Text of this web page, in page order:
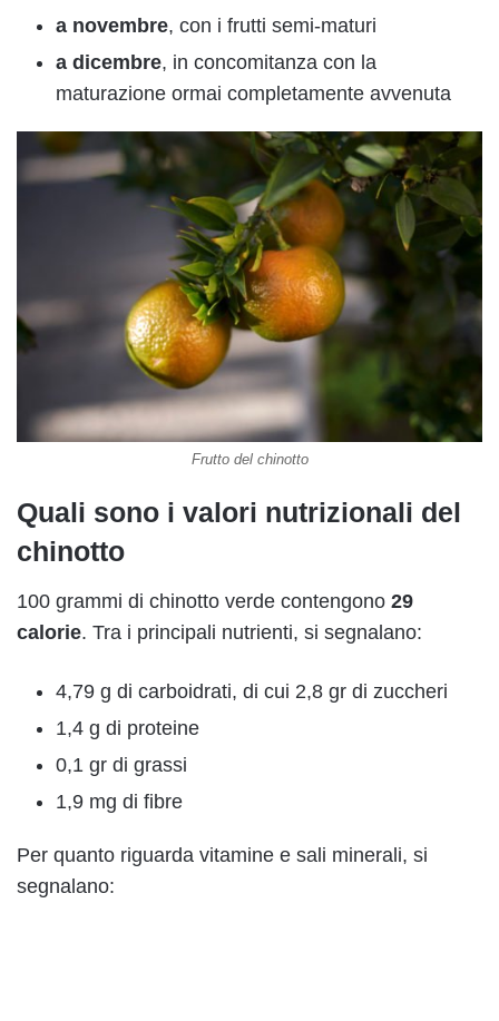
a novembre, con i frutti semi-maturi
a dicembre, in concomitanza con la
maturazione ormai completamente avvenuta
Frutto del chinotto
Quali sono i valori nutrizionali del
chinotto
100 grammi di chinotto verde contengono 29
calorie. Tra i principali nutrienti, si segnalano:
4,79 g di carboidrati, di cui 2,8 gr di zuccheri
1,4 g di proteine
0,1 gr di grassi
1,9 mg di fibre
Per quanto riguarda vitamine e sali minerali, si
segnalano: